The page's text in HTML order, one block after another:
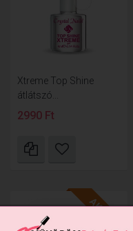
Xtreme Top Shine
átlátszó...
2990 Ft
AKCIÓ